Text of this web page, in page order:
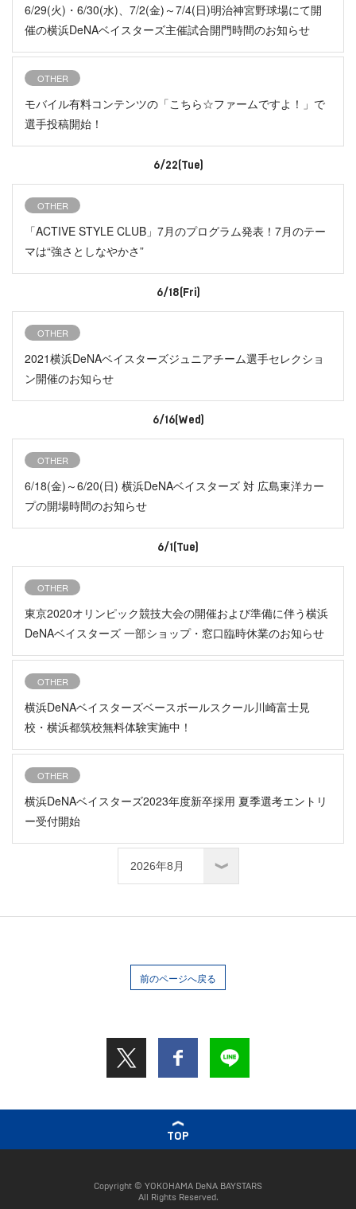
6/29(火)・6/30(水)、7/2(金)～7/4(日)明治神宮野球場にて開
催の横浜DeNAベイスターズ主催試合開門時間のお知らせ
OTHER
モバイル有料コンテンツの「こちら☆ファームですよ！」で
選手投稿開始！
6/22(Tue)
OTHER
「ACTIVE STYLE CLUB」7月のプログラム発表！7月のテー
マは“強さとしなやかさ”
6/18(Fri)
OTHER
2021横浜DeNAベイスターズジュニアチーム選手セレクショ
ン開催のお知らせ
6/16(Wed)
OTHER
6/18(金)～6/20(日) 横浜DeNAベイスターズ 対 広島東洋カー
プの開場時間のお知らせ
6/1(Tue)
OTHER
東京2020オリンピック競技大会の開催および準備に伴う横浜
DeNAベイスターズ 一部ショップ・窓口臨時休業のお知らせ
OTHER
横浜DeNAベイスターズベースボールスクール川崎富士見
校・横浜都筑校無料体験実施中！
OTHER
横浜DeNAベイスターズ2023年度新卒採用 夏季選考エントリ
ー受付開始
前のページへ戻る
TOP
Copyright © YOKOHAMA DeNA BAYSTARS
All Rights Reserved.